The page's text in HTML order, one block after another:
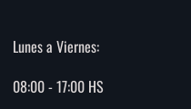
Lunes a Viernes:
08:00 - 17:00 HS